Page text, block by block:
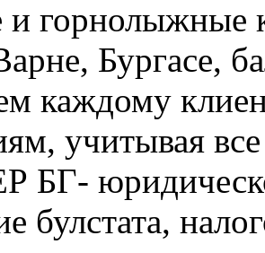
горнолыжные
Бургасе,
каждому
учитывая
булстата,